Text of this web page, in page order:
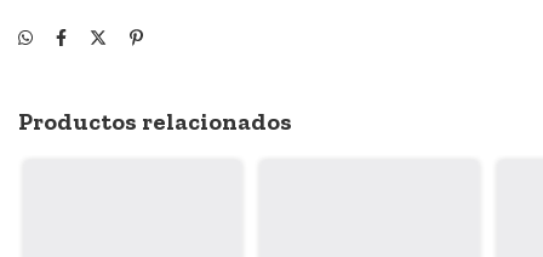
Productos relacionados